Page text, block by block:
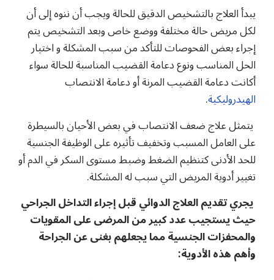
يبدأ العلاج بالتشخيص الدقيق للحالة ويجب أن ننوه إلى أن
لكل مريض حالة مختلفة ووضع خاص وبعد التشخيص يتم
إجراء بعض الفحوصات للتأكد من سبب المشكلة و اختيار
الحل المناسب ونوع دعامة القضيب المناسبة للحالة سواء
أكانت دعامة القضيب المرنة أو دعامة الانتصاب
الهيدروليكية.
يتمثل علاج ضعف الانتصاب في بعض الأحيان بالسيطرة
على العامل المسبب وتخفيف تأثيره على الوظيفة الجنسية
للحد الأدنى كتنظيم الضغط وضبط مستوى السكر في الدم أو
تغيير أدوية المريض التي سبب له المشكلة.
يجري تقديم العلاج الدوائي قبل إجراء التداخل الجراحي
حيث يستجيب عدد كبير من المرضى على المقويات
والمحفزات الجنسية مما يجعلهم بغنى عن الجراحة
وأهم هذه الأدوية: